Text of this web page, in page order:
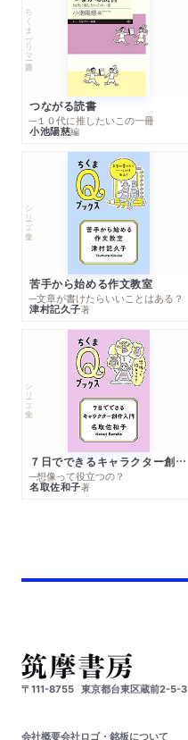
ちくまプリマー新書
つながる読書
─１０代に推したいこの一冊
小池陽慈編
シリーズ・全集
苦手から始める作文教室
─文章が書けたらいいことはある？
津村記久子著
シリーズ・全集
７日でできるキャラクター創作入門
─想像って役立つの？
名取佐和子著
〒111-8755 東京都台東区蔵前2-5-3
会社概要会社ロゴ・銘板について